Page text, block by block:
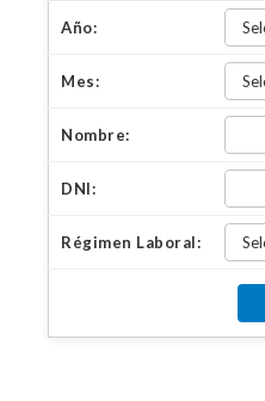
Año:
Mes:
Nombre:
DNI:
Régimen Laboral: